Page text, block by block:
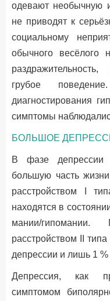
одевают необычную
не приводят к
социальному
обычного весёлого
грубое
диагностирования
симптомы
БОЛЬШОЕ
В фазе депрессии
большую часть
расстройством I
находятся в
мании/
расстройством II
депрессии и лишь 1
Депрессия, как
симптомом